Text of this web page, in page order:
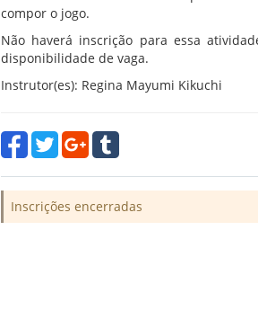
compor o jogo.
Não haverá inscrição para essa
disponibilidade de vaga.
Instrutor(es): Regina Mayumi Kikuchi
Inscrições encerradas